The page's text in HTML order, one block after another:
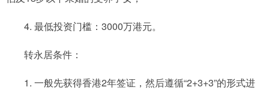
4. 最低投资门槛：3000万港元。
转永居条件：
1. 一般先获得香港2年签证，然后遵循“2+3+3”的形式进